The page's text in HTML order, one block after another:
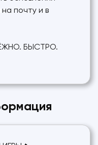
почту и в
БЫСТРО.